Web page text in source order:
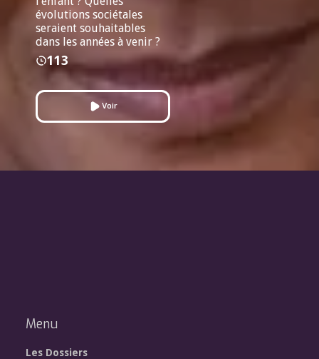
évolutions sociétales
seraient souhaitables
dans les années à venir ?
113
Voir
Menu
Les Dossiers